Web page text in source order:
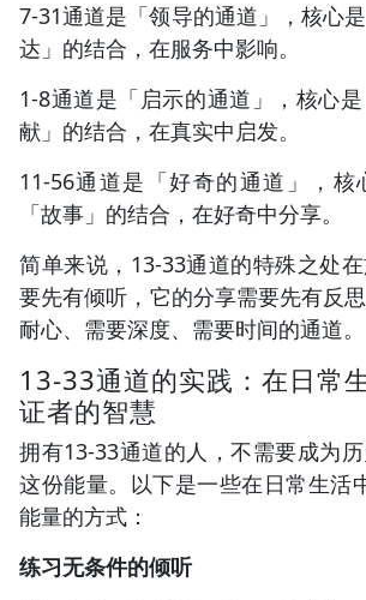
7-31通道是「领导的通道」，核心
达」的结合，在服务中影响。
1-8通道是「启示的通道」，核心
献」的结合，在真实中启发。
11-56通道是「好奇的通道」，核
「故事」的结合，在好奇中分享。
简单来说，13-33通道的特殊之处
要先有倾听，它的分享需要先有反
耐心、需要深度、需要时间的通道。
13-33通道的实践：在日常
证者的智慧
拥有13-33通道的人，不需要成为
这份能量。以下是一些在日常生活
能量的方式：
练习无条件的倾听